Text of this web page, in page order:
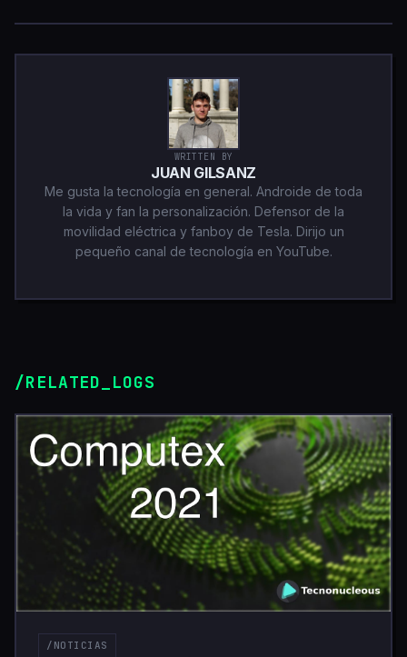
WRITTEN BY
JUAN GILSANZ
Me gusta la tecnología en general. Androide de toda
la vida y fan la personalización. Defensor de la
movilidad eléctrica y fanboy de Tesla. Dirijo un
pequeño canal de tecnología en YouTube.
/RELATED_LOGS
/NOTICIAS